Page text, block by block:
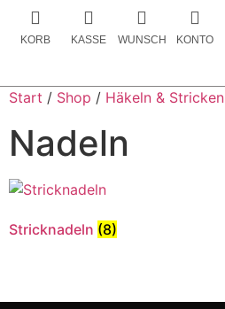
KORB KASSE WUNSCH KONTO
Start / Shop / Häkeln & Stricken
Nadeln
Stricknadeln (8)